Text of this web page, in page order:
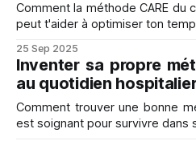
Comment la méthode CARE du
peut t'aider à optimiser ton
25 Sep 2025
Inventer sa propre
au quotidien
Comment trouver une bonne
est soignant pour survivre dans